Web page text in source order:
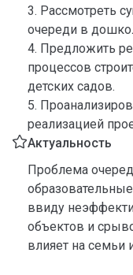
3. Рассмотреть
очереди в
4. Предложить
процессов
детских садов.
5.
реализацией
Актуальность
Проблема
ввиду
объектов и
влияет на семьи